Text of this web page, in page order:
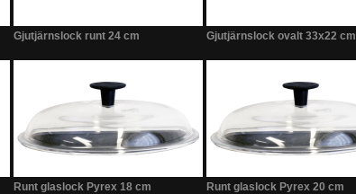
Gjutjärnslock runt 24 cm Gjutjärnslock ovalt 33x22 cm
Runt glaslock Pyrex 18 cm Runt glaslock Pyrex 20 cm